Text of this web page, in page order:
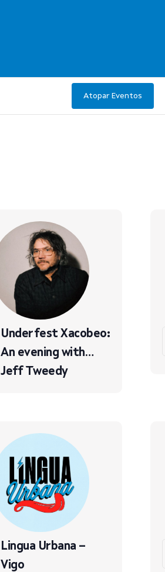
Atopar Eventos
Underfest Xacobeo:
An evening with…
Jeff Tweedy
Lingua Urbana –
Vigo